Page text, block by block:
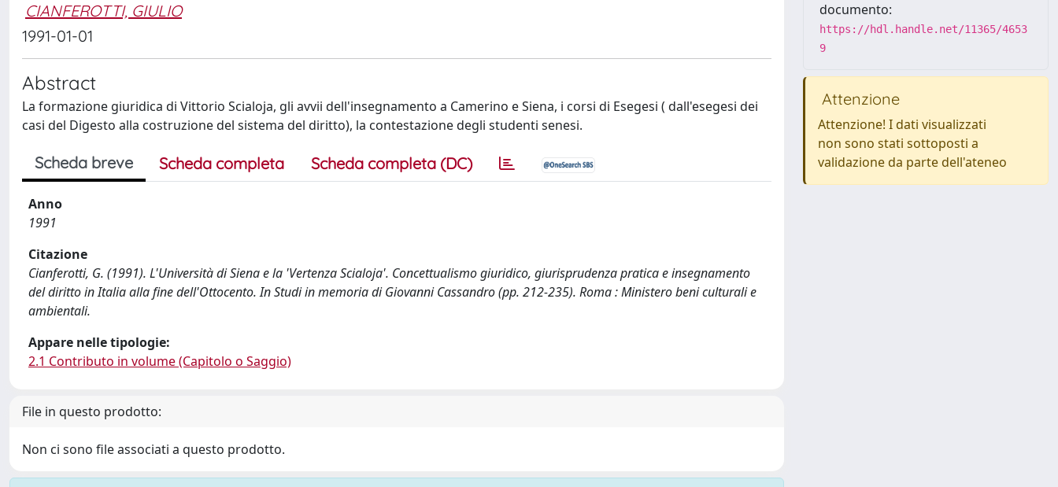
CIANFEROTTI, GIULIO
1991-01-01
Abstract
La formazione giuridica di Vittorio Scialoja, gli avvii dell'insegnamento a Camerino e Siena, i corsi di Esegesi ( dall'esegesi dei
casi del Digesto alla costruzione del sistema del diritto), la contestazione degli studenti senesi.
Scheda breve Scheda completa Scheda completa (DC)
Anno
1991
Citazione
Cianferotti, G. (1991). L'Università di Siena e la 'Vertenza Scialoja'. Concettualismo giuridico, giurisprudenza pratica e insegnamento
del diritto in Italia alla fine dell'Ottocento. In Studi in memoria di Giovanni Cassandro (pp. 212-235). Roma : Ministero beni culturali e
ambientali.
Appare nelle tipologie:
2.1 Contributo in volume (Capitolo o Saggio)
File in questo prodotto:
Non ci sono file associati a questo prodotto.
documento:
https://hdl.handle.net/11365/4653
9
Attenzione
Attenzione! I dati visualizzati
non sono stati sottoposti a
validazione da parte dell'ateneo